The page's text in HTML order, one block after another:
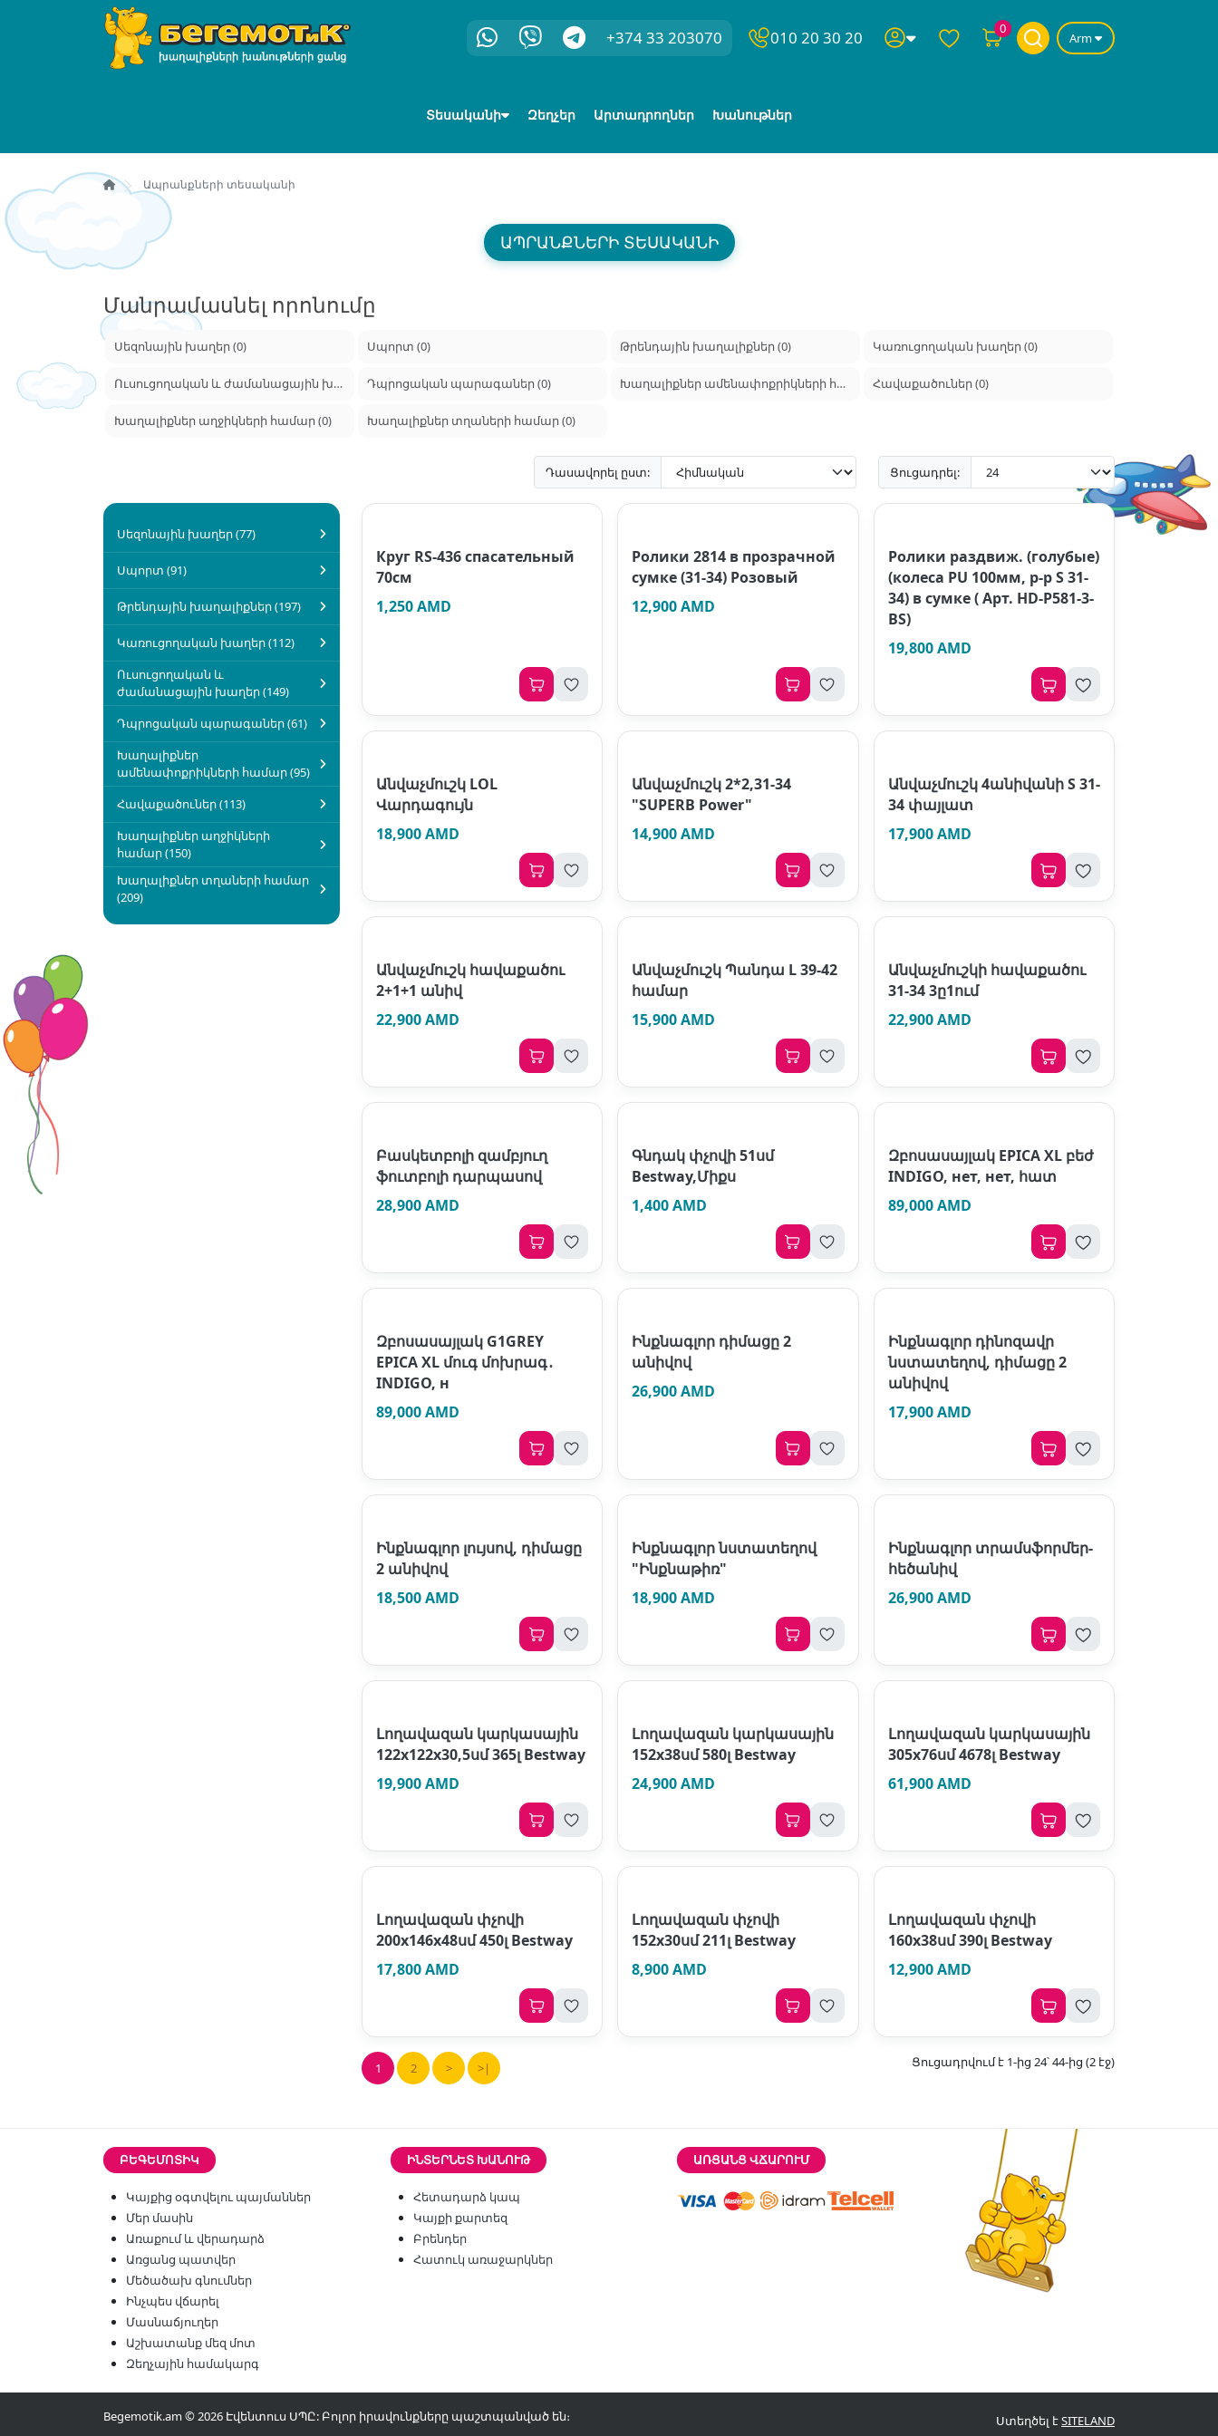
+374 33 203070 010 20 30 20 0
Arm
Տեսականի Զեղչեր Արտադրողներ Խանութներ
Ապրանքների տեսականի
ԱՊՐԱՆՔՆԵՐԻ ՏԵՍԱԿԱՆԻ
Մանրամասնել որոնումը
Սեզոնային խաղեր (0) Սպորտ (0) Թրենդային խաղալիքներ (0) Կառուցողական խաղեր (0)
Ուսուցողական և ժամանացային խաղեր (0) Դպրոցական պարագաներ (0) Խաղալիքներ ամենափոքրիկների համար (0) Հավաքածուներ (0)
Խաղալիքներ աղջիկների համար (0) Խաղալիքներ տղաների համար (0)
Դասավորել ըստ: Ցուցադրել:
Սեզոնային խաղեր (77)
Սպորտ (91)
Թրենդային խաղալիքներ (197)
Կառուցողական խաղեր (112)
Ուսուցողական և
ժամանացային խաղեր (149)
Դպրոցական պարագաներ (61)
Խաղալիքներ
ամենափոքրիկների համար (95)
Հավաքածուներ (113)
Խաղալիքներ աղջիկների
համար (150)
Խաղալիքներ տղաների համար
(209)
Круг RS-436 спасательный
70см
1,250 AMD
Ролики 2814 в прозрачной
сумке (31-34) Розовый
12,900 AMD
Ролики раздвиж. (голубые)
(колеса PU 100мм, р-р S 31-
34) в сумке ( Арт. HD-P581-3-
BS)
19,800 AMD
Անվաչմուշկ LOL
Վարդագույն
18,900 AMD
Անվաչմուշկ 2*2,31-34
"SUPERB Power"
14,900 AMD
Անվաչմուշկ 4անիվանի S 31-
34 փայլատ
17,900 AMD
Անվաչմուշկ հավաքածու
2+1+1 անիվ
22,900 AMD
Անվաչմուշկ Պանդա L 39-42
համար
15,900 AMD
Անվաչմուշկի հավաքածու
31-34 3ը1ում
22,900 AMD
Բասկետբոլի զամբյուղ
ֆուտբոլի դարպասով
28,900 AMD
Գնդակ փչովի 51սմ
Bestway,Միքս
1,400 AMD
Զբոսասայլակ EPICA XL բեժ
INDIGO, нет, нет, հատ
89,000 AMD
Զբոսասայլակ G1GREY
EPICA XL մուգ մոխրագ․
INDIGO, н
89,000 AMD
Ինքնագլոր դիմացը 2
անիվով
26,900 AMD
Ինքնագլոր դինոզավր
նստատեղով, դիմացը 2
անիվով
17,900 AMD
Ինքնագլոր լույսով, դիմացը
2 անիվով
18,500 AMD
Ինքնագլոր նստատեղով
"Ինքնաթիռ"
18,900 AMD
Ինքնագլոր տրամսֆորմեր-
հեծանիվ
26,900 AMD
Լողավազան կարկասային
122х122х30,5սմ 365լ Bestway
19,900 AMD
Լողավազան կարկասային
152х38սմ 580լ Bestway
24,900 AMD
Լողավազան կարկասային
305х76սմ 4678լ Bestway
61,900 AMD
Լողավազան փչովի
200х146х48սմ 450լ Bestway
17,800 AMD
Լողավազան փչովի
152х30սմ 211լ Bestway
8,900 AMD
Լողավազան փչովի
160x38սմ 390լ Bestway
12,900 AMD
1 2 > >| Ցուցադրվում է 1-ից 24՝ 44-ից (2 էջ)
ԲԵԳԵՄՈՏԻԿ
Կայքից օգտվելու պայմաններ
Մեր մասին
Առաքում և վերադարձ
Առցանց պատվեր
Մեծածախ գնումներ
Ինչպես վճարել
Մասնաճյուղեր
Աշխատանք մեզ մոտ
Զեղչային համակարգ
ԻՆՏԵՐՆԵՏ ԽԱՆՈՒԹ
Հետադարձ կապ
Կայքի քարտեզ
Բրենդեր
Հատուկ առաջարկներ
ԱՌՑԱՆՑ ՎՃԱՐՈՒՄ
Begemotik.am © 2026 Էվենտուս ՍՊԸ: Բոլոր իրավունքները պաշտպանված են։ Ստեղծել էSITELAND